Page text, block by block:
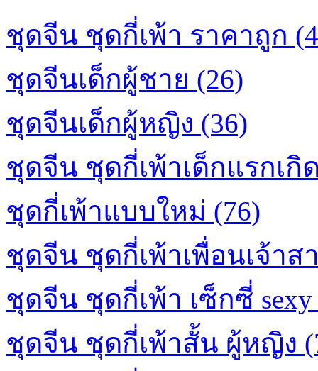
ชุดจีน ชุดกี่เพ้า ราคาถูก
ชุดจีนเด็กผู้ชาย (26)
ชุดจีนเด็กผู้หญิง (36)
ชุดจีน ชุดกี่เพ้าเด็กแรกเกิ
ชุดกี่เพ้าแบบใหม่ (76)
ชุดจีน ชุดกี่เพ้าเพื่อนเจ้าส
ชุดจีน ชุดกี่เพ้า เซ็กซี่ sexy
ชุดจีน ชุดกี่เพ้าสั้น ผู้หญิง